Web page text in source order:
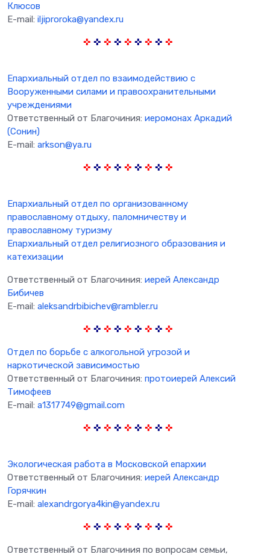
Клюсов
E-mail: iljiproroka@yandex.ru
✜ ✜ ✜ ✜ ✜ ✜ ✜ ✜ ✜
Епархиальный отдел по взаимодействию с
Вооруженными силами и правоохранительными
учреждениями
Ответственный от Благочиния: иеромонах Аркадий
(Сонин)
E-mail: arkson@ya.ru
✜ ✜ ✜ ✜ ✜ ✜ ✜ ✜ ✜
Епархиальный отдел по организованному
православному отдыху, паломничеству и
православному туризму
Епархиальный отдел религиозного образования и
катехизации
Ответственный от Благочиния: иерей Александр
Бибичев
E-mail: aleksandrbibichev@rambler.ru
✜ ✜ ✜ ✜ ✜ ✜ ✜ ✜ ✜
Отдел по борьбе с алкогольной угрозой и
наркотической зависимостью
Ответственный от Благочиния: протоиерей Алексий
Тимофеев
E-mail: a1317749@gmail.com
✜ ✜ ✜ ✜ ✜ ✜ ✜ ✜ ✜
Экологическая работа в Московской епархии
Ответственный от Благочиния: иерей Александр
Горячкин
E-mail: alexandrgorya4kin@yandex.ru
✜ ✜ ✜ ✜ ✜ ✜ ✜ ✜ ✜
Ответственный от Благочиния по вопросам семьи,